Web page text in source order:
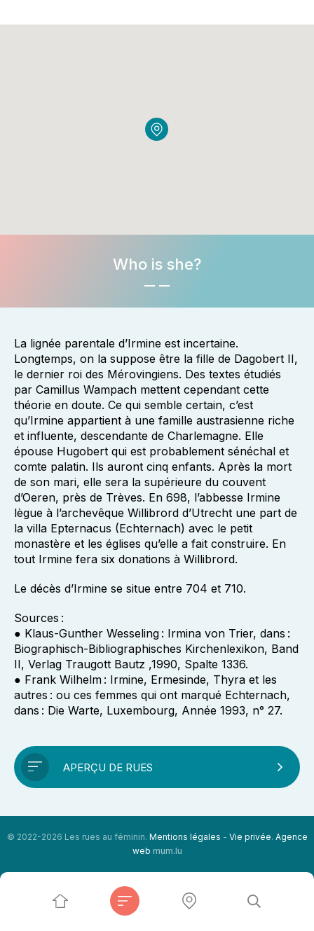
Who is she?
La lignée parentale d’Irmine est incertaine.
Longtemps, on la suppose être la fille de Dagobert II,
le dernier roi des Mérovingiens. Des textes étudiés
par Camillus Wampach mettent cependant cette
théorie en doute. Ce qui semble certain, c’est
qu’Irmine appartient à une famille austrasienne riche
et influente, descendante de Charlemagne. Elle
épouse Hugobert qui est probablement sénéchal et
comte palatin. Ils auront cinq enfants. Après la mort
de son mari, elle sera la supérieure du couvent
d’Oeren, près de Trèves. En 698, l’abbesse Irmine
lègue à l’archevêque Willibrord d’Utrecht une part de
la villa Epternacus (Echternach) avec le petit
monastère et les églises qu’elle a fait construire. En
tout Irmine fera six donations à Willibrord.
Le décès d’Irmine se situe entre 704 et 710.
Sources :
● Klaus-Gunther Wesseling : Irmina von Trier, dans :
Biographisch-Bibliographisches Kirchenlexikon, Band
II, Verlag Traugott Bautz ,1990, Spalte 1336.
● Frank Wilhelm : Irmine, Ermesinde, Thyra et les
autres : ou ces femmes qui ont marqué Echternach,
dans : Die Warte, Luxembourg, Année 1993, n° 27.
APERÇU DE RUES
© 2022-2026 Les rues au féminin. Mentions légales - Vie privée. Agence
web mum.lu